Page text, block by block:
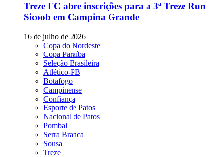
Treze FC abre inscrições para a 3ª Treze Run
Sicoob em Campina Grande
16 de julho de 2026
Copa do Nordeste
Copa Paraíba
Seleção Brasileira
Atlético-PB
Botafogo
Campinense
Confiança
Esporte de Patos
Nacional de Patos
Pombal
Serra Branca
Sousa
Treze